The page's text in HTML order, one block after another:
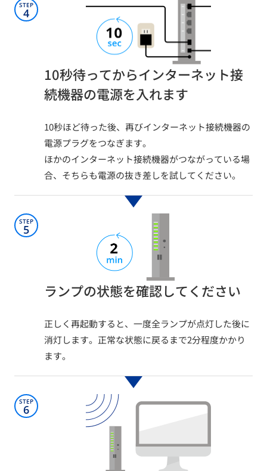
STEP
4
10秒待ってからインターネット接
続機器の電源を入れます​
10秒ほど待った後、再びインターネット接続機器の
電源プラグをつなぎます。​
ほかのインターネット接続機器がつながっている場
合、そちらも電源の抜き差しを試してください。​
STEP
5
ランプの状態を確認してください​
正しく再起動すると、一度全ランプが点灯した後に
消灯します。正常な状態に戻るまで2分程度かかり
ます。
STEP
6